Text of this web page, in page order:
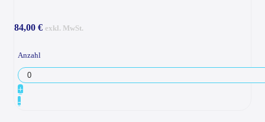
84,00 € exkl. MwSt.
Anzahl
+
-